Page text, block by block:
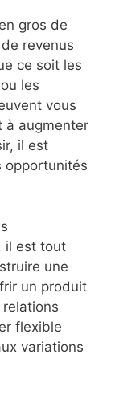
gros de
revenus
ce soit les
les
vous
à augmenter
il est
opportunités
il est tout
une
un produit
flexible
variations